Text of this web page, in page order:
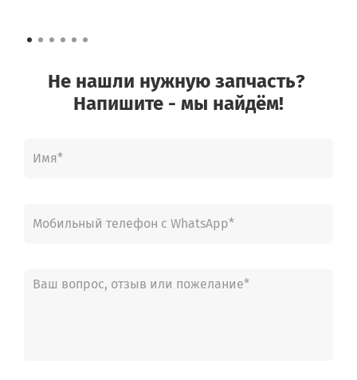
Не нашли нужную запчасть?
Напишите - мы найдём!